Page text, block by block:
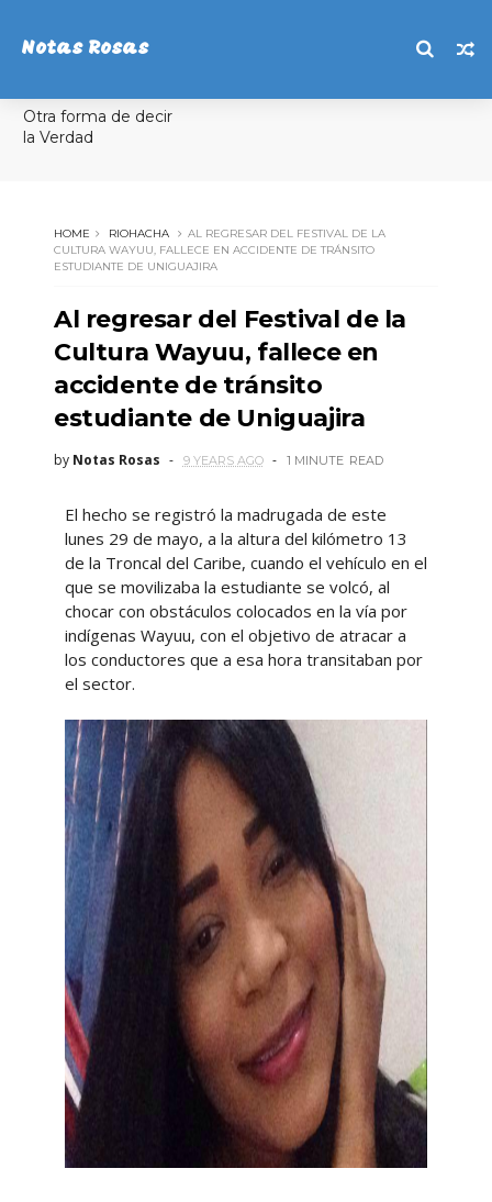
Notas Rosas
Otra forma de decir
la Verdad
HOME RIOHACHA
AL REGRESAR DEL FESTIVAL DE LA
CULTURA WAYUU, FALLECE EN ACCIDENTE DE TRÁNSITO
ESTUDIANTE DE UNIGUAJIRA
Al regresar del Festival de la
Cultura Wayuu, fallece en
accidente de tránsito
estudiante de Uniguajira
by Notas Rosas 9 YEARS AGO 1 MINUTE READ
El hecho se registró la madrugada de este
lunes 29 de mayo, a la altura del kilómetro 13
de la Troncal del Caribe, cuando el vehículo en el
que se movilizaba la estudiante se volcó, al
chocar con obstáculos colocados en la vía por
indígenas Wayuu, con el objetivo de atracar a
los conductores que a esa hora transitaban por
el sector.